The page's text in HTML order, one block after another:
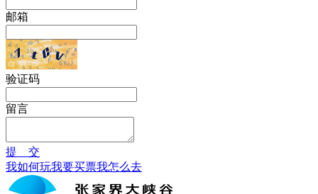
邮箱
验证码
留言
提 交
我如何玩我要买票我怎么去